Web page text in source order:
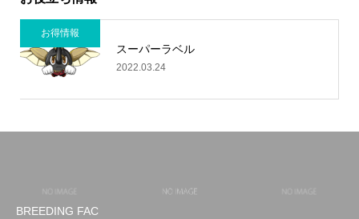
スーパーラベル
2022.03.24
お得情報
BREEDING FAC